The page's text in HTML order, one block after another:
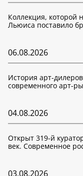
Коллекция, которой
Льюиса поставило
06.08.2026
История арт-
современного арт-
04.08.2026
Открыт 319-й
век. Современное
03.08.2026